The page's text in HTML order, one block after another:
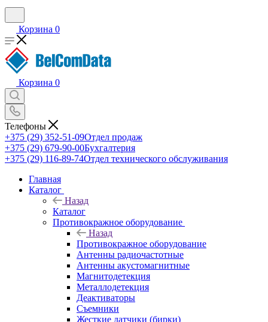
Корзина 0
Корзина 0
Телефоны
+375 (29) 352-51-09Отдел продаж
+375 (29) 679-90-00Бухгалтерия
+375 (29) 116-89-74Отдел технического обслуживания
Главная
Каталог
Назад
Каталог
Противокражное оборудование
Назад
Противокражное оборудование
Антенны радиочастотные
Антенны акустомагнитные
Магнитодетекция
Металлодетекция
Деактиваторы
Съемники
Жесткие датчики (бирки)